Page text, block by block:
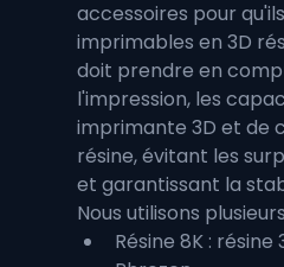
accessoires pour
imprimables en 3D
doit prendre en
l'impression, les
imprimante 3D et de
résine, évitant les
et garantissant la
Nous utilisons
Résine 8K : résine